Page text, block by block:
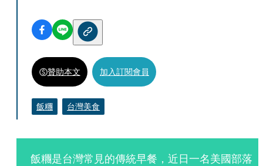
贊助本文 加入訂閱會員
飯糰 台灣美食
飯糰是台灣常見的傳統早餐，近日一名美國部落